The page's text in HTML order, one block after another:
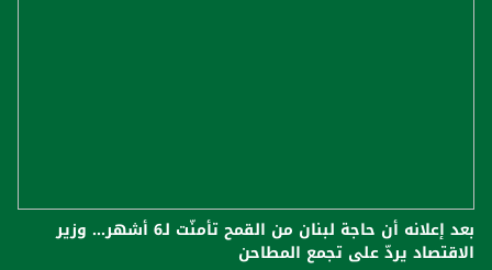
بعد إعلانه أن حاجة لبنان من القمح تأمنّت لـ6 أشهر... وزير
الاقتصاد يردّ على تجمع المطاحن